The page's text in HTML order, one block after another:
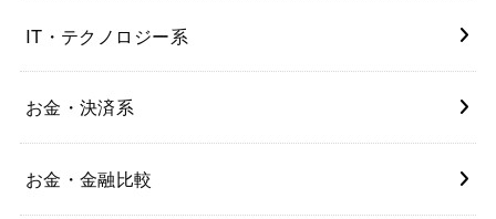
IT・テクノロジー系
お金・決済系
お金・金融比較